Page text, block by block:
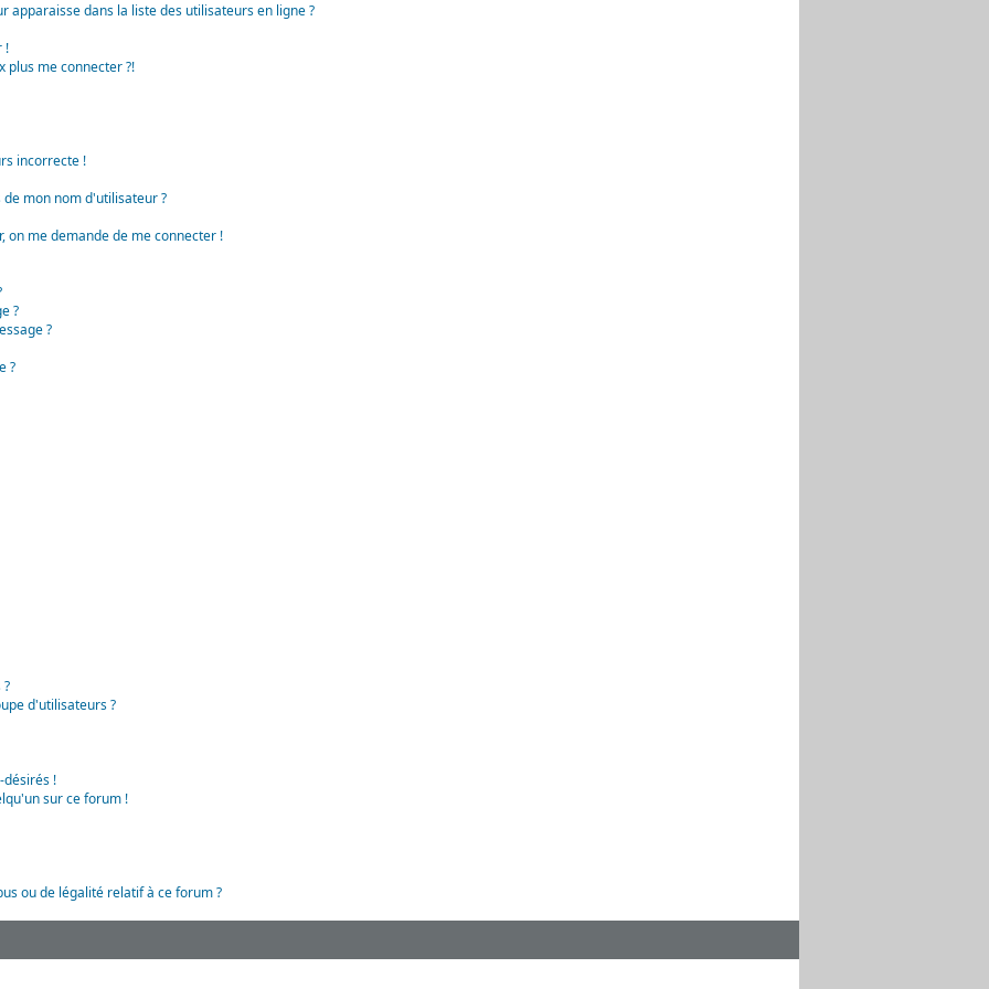
dans la liste des utilisateurs en ligne ?
!
plus me connecter ?!
incorrecte !
mon nom d'utilisateur ?
on me demande de me connecter !
?
?
?
d'utilisateurs ?
désirés !
sur ce forum !
ou de légalité relatif à ce forum ?